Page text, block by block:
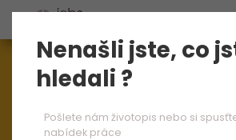
Aktuálně1545nabídek
Nenašli jste, co
hledali ?
Pošlete nám životopis nebo si
nabídek práce